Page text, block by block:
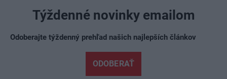
Týždenné novinky emailom
Odoberajte týždenný prehľad našich najlepších článkov
ODOBERAŤ